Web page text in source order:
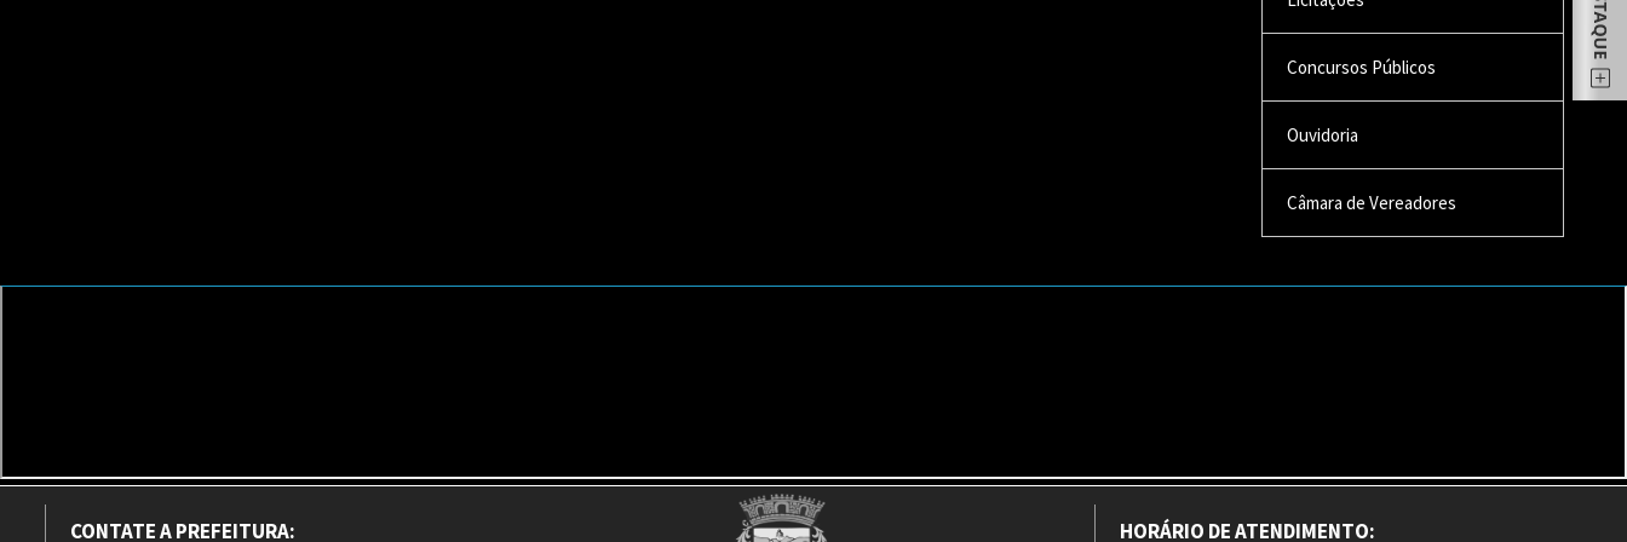
Concursos Públicos
Ouvidoria
Câmara de Vereadores
CONTATE A PREFEITURA: HORÁRIO DE ATENDIMENTO: